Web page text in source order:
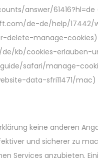
answer/
de-de/help/
delete-manage-cookies)
de/kb/cookies-
safari/manage-
data-sfri11471/mac)
keine anderen
und sicherer zu
Services anzubieten.